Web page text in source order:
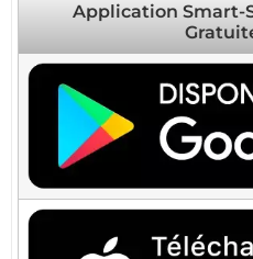
Application Smart-